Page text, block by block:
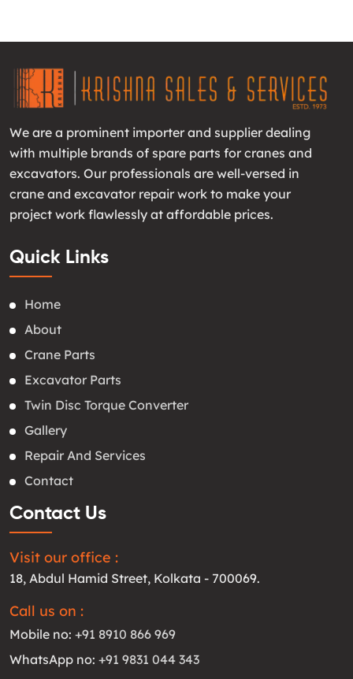
We are a prominent importer and supplier dealing
with multiple brands of spare parts for cranes and
excavators. Our professionals are well-versed in
crane and excavator repair work to make your
project work flawlessly at affordable prices.
Quick Links
Home
About
Crane Parts
Excavator Parts
Twin Disc Torque Converter
Gallery
Repair And Services
Contact
Contact Us
Visit our office :
18, Abdul Hamid Street, Kolkata - 700069.
Call us on :
Mobile no: +91 8910 866 969
WhatsApp no: +91 9831 044 343